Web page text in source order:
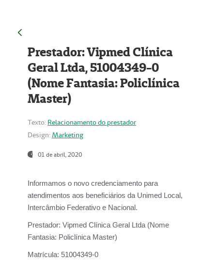
Prestador: Vipmed Clínica
Geral Ltda, 51004349-0
(Nome Fantasia: Policlínica
Master)
Texto: Relacionamento do prestador
Design: Marketing
01 de abril, 2020
Informamos o novo credenciamento para
atendimentos aos beneficiários da Unimed Local,
Intercâmbio Federativo e Nacional.
Prestador: Vipmed Clínica Geral Ltda (Nome
Fantasia: Policlínica Master)
Matrícula: 51004349-0